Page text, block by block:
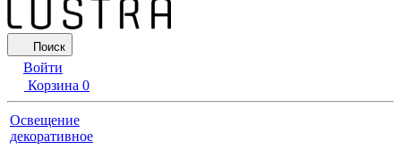
Поиск
Войти
Корзина 0
Освещение
декоративное